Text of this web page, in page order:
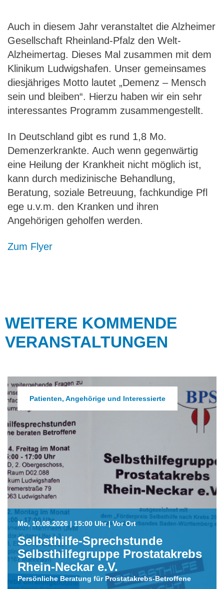
Auch in diesem Jahr veranstaltet die Alzheimer
Gesellschaft Rheinland-Pfalz den Welt-
Alzheimertag. Dieses Mal zusammen mit dem
Klinikum Ludwigshafen. Unser gemeinsames
diesjähriges Motto lautet „Demenz – Mensch
sein und bleiben“. Hierzu haben wir ein sehr
interessantes Programm zusammengestellt.
In Deutschland gibt es rund 1,8 Mo.
Demenzerkrankte. Auch wenn gegenwärtig
eine Heilung der Krankheit nicht möglich ist,
kann durch medizinische Behandlung,
Beratung, soziale Betreuung, fachkundige Pfl
ege u.v.m. den Kranken und ihren
Angehörigen geholfen werden.
Zum Flyer
WEITERE KOMMENDE
VERANSTALTUNGEN
Patienten, Angehörige und Interessierte
Mo, 10.08.2026 | 15:00 Uhr | Vor Ort
Selbsthilfe-Sprechstunde
Selbsthilfegruppe Prostatakrebs
Rhein-Neckar e.V.
Persönliche Beratung für Prostatakrebs-Betroffene